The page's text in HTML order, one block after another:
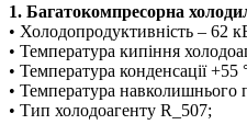
1. Багатокомпресорна
• Холодопродуктивність – 62
• Температура кипіння
• Температура конденсації +55
• Температура навколишнього
• Тип холодоагенту R_507;